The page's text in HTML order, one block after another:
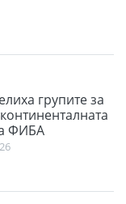
групите за
ФИБА